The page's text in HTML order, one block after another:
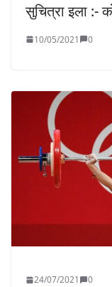
सुचित्रा इला :-
10/05/2021 0
24/07/2021 0